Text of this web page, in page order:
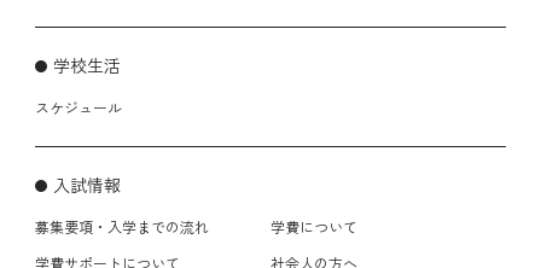
学校生活
スケジュール
入試情報
募集要項・入学までの流れ
学費について
学費サポートについて
社会人の方へ